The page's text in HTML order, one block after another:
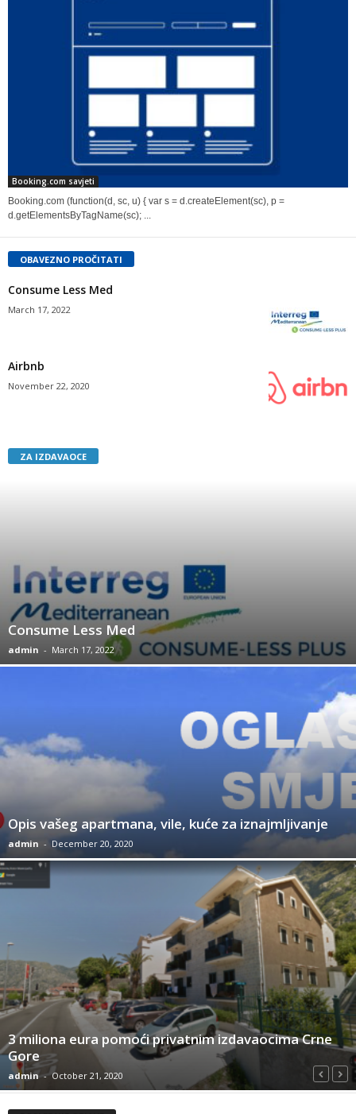
Booking.com savjeti
Booking.com (function(d, sc, u) { var s = d.createElement(sc), p =
d.getElementsByTagName(sc); ...
OBAVEZNO PROČITATI
Consume Less Med
March 17, 2022
Airbnb
November 22, 2020
ZA IZDAVAOCE
Consume Less Med
admin - March 17, 2022
Opis vašeg apartmana, vile, kuće za iznajmljivanje
admin - December 20, 2020
3 miliona eura pomoći privatnim izdavaocima Crne
Gore
admin - October 21, 2020